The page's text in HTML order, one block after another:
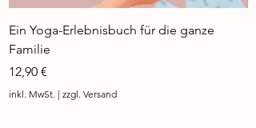
Ein Yoga-Erlebnisbuch für die ganze
Familie
Preis
12,90 €
inkl. MwSt. | zzgl. Versand